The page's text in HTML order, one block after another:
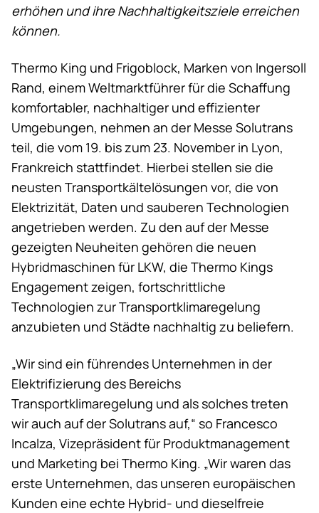
erhöhen und ihre Nachhaltigkeitsziele erreichen
können.
Thermo King und Frigoblock, Marken von Ingersoll
Rand, einem Weltmarktführer für die Schaffung
komfortabler, nachhaltiger und effizienter
Umgebungen, nehmen an der Messe Solutrans
teil, die vom 19. bis zum 23. November in Lyon,
Frankreich stattfindet. Hierbei stellen sie die
neusten Transportkältelösungen vor, die von
Elektrizität, Daten und sauberen Technologien
angetrieben werden. Zu den auf der Messe
gezeigten Neuheiten gehören die neuen
Hybridmaschinen für LKW, die Thermo Kings
Engagement zeigen, fortschrittliche
Technologien zur Transportklimaregelung
anzubieten und Städte nachhaltig zu beliefern.
„Wir sind ein führendes Unternehmen in der
Elektrifizierung des Bereichs
Transportklimaregelung und als solches treten
wir auch auf der Solutrans auf,“ so Francesco
Incalza, Vizepräsident für Produktmanagement
und Marketing bei Thermo King. „Wir waren das
erste Unternehmen, das unseren europäischen
Kunden eine echte Hybrid- und dieselfreie